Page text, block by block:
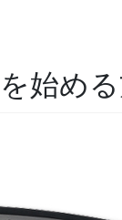
始め